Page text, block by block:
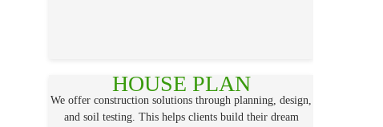
HOUSE PLAN
We offer construction solutions through planning, design,
and soil testing. This helps clients build their dream